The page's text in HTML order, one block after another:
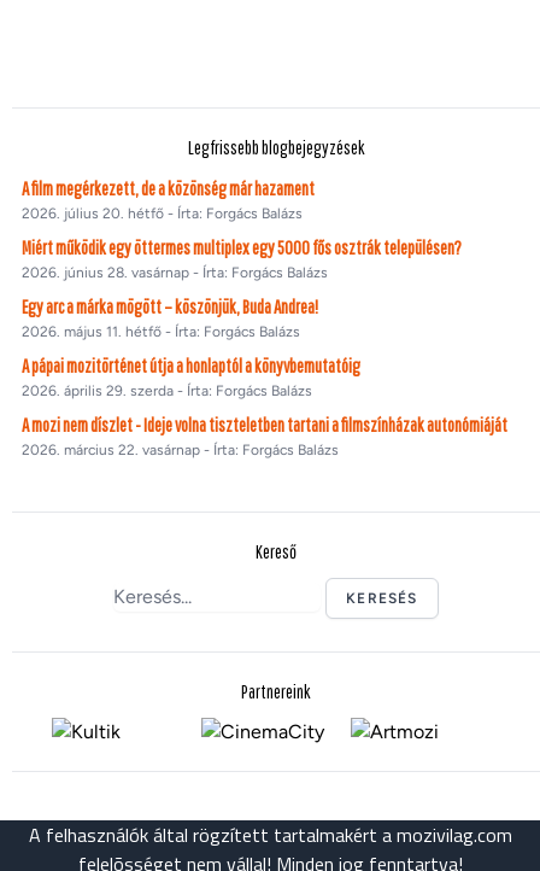
Legfrissebb blogbejegyzések
A film megérkezett, de a közönség már hazament
2026. július 20. hétfő - Írta: Forgács Balázs
Miért működik egy öttermes multiplex egy 5000 fős osztrák településen?
2026. június 28. vasárnap - Írta: Forgács Balázs
Egy arc a márka mögött – köszönjük, Buda Andrea!
2026. május 11. hétfő - Írta: Forgács Balázs
A pápai mozitörténet útja a honlaptól a könyvbemutatóig
2026. április 29. szerda - Írta: Forgács Balázs
A mozi nem díszlet - Ideje volna tiszteletben tartani a filmszínházak autonómiáját
2026. március 22. vasárnap - Írta: Forgács Balázs
Kereső
KERESÉS
Partnereink
A felhasználók által rögzített tartalmakért a mozivilag.com
felelõsséget nem vállal! Minden jog fenntartva!